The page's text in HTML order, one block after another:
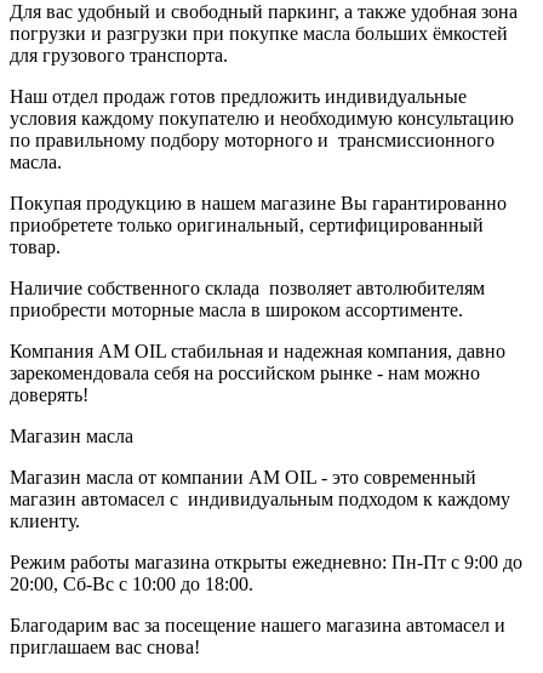
Для вас удобный и свободный паркинг, а также удобная зона
погрузки и разгрузки при покупке масла больших ёмкостей
для грузового транспорта.
Наш отдел продаж готов предложить индивидуальные
условия каждому покупателю и необходимую консультацию
по правильному подбору моторного и трансмиссионного
масла.
Покупая продукцию в нашем магазине Вы гарантированно
приобретете только оригинальный, сертифицированный
товар.
Наличие собственного склада позволяет автолюбителям
приобрести моторные масла в широком ассортименте.
Компания AM OIL стабильная и надежная компания, давно
зарекомендовала себя на российском рынке - нам можно
доверять!
Магазин масла
Магазин масла от компании AM OIL - это современный
магазин автомасел с индивидуальным подходом к каждому
клиенту.
Режим работы магазина открыты ежедневно: Пн-Пт с 9:00 до
20:00, Сб-Вс с 10:00 до 18:00.
Благодарим вас за посещение нашего магазина автомасел и
приглашаем вас снова!